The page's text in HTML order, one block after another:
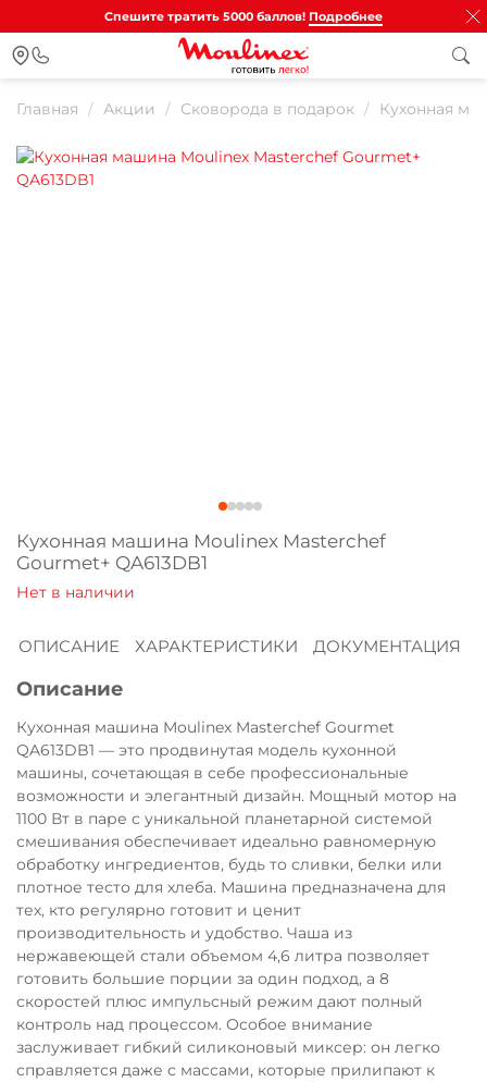
Спешите тратить 5000 баллов! Подробнее
Главная Акции Сковорода в подарок Кухонная
Кухонная машина Moulinex Masterchef
Gourmet+ QA613DB1
ОПИСАНИЕ ХАРАКТЕРИСТИКИ ДОКУМЕНТАЦИЯ
Описание
Кухонная машина Moulinex Masterchef Gourmet
QA613DB1 — это продвинутая модель кухонной
машины, сочетающая в себе профессиональные
возможности и элегантный дизайн. Мощный мотор на
1100 Вт в паре с уникальной планетарной системой
смешивания обеспечивает идеально равномерную
обработку ингредиентов, будь то сливки, белки или
плотное тесто для хлеба. Машина предназначена для
тех, кто регулярно готовит и ценит
производительность и удобство. Чаша из
нержавеющей стали объемом 4,6 литра позволяет
готовить большие порции за один подход, а 8
скоростей плюс импульсный режим дают полный
контроль над процессом. Особое внимание
заслуживает гибкий силиконовый миксер: он легко
справляется даже с массами, которые прилипают к
Для клиентов всех банков
Разбейте
Оплачивайте сегодня только 25
% картой
любого банка
выбранный способом
Оставшиеся75% будут
списыватьсяс вашей карты
по25%каждые 2 недели
Подробнее
об оплате Плайтом
25
раз в 2 недели
Остались вопросы?
8 800 302-02-51
plait.ru